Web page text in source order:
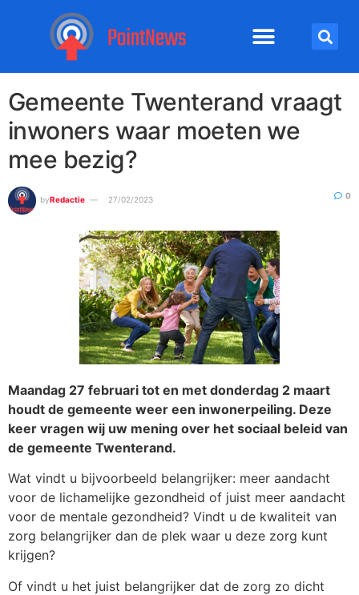
Gemeente Twenterand vraagt
inwoners waar moeten we
mee bezig?
byRedactie 27/02/2023 0
Maandag 27 februari tot en met donderdag 2 maart
houdt de gemeente weer een inwonerpeiling. Deze
keer vragen wij uw mening over het sociaal beleid van
de gemeente Twenterand.
Wat vindt u bijvoorbeeld belangrijker: meer aandacht
voor de lichamelijke gezondheid of juist meer aandacht
voor de mentale gezondheid? Vindt u de kwaliteit van
zorg belangrijker dan de plek waar u deze zorg kunt
krijgen?
Of vindt u het juist belangrijker dat de zorg zo dicht